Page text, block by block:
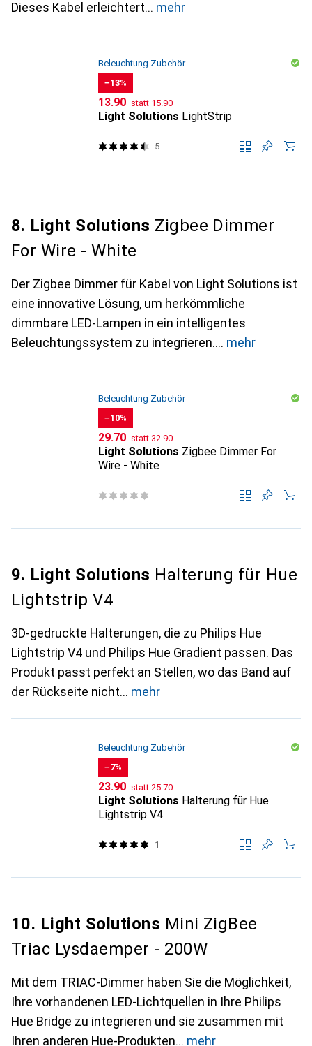
Dieses Kabel erleichtert
mehr
Beleuchtung Zubehör
−13%
CHF
13.90 statt CHF
15.90
Light Solutions LightStrip
5
8. Light Solutions Zigbee Dimmer
For Wire - White
Der Zigbee Dimmer für Kabel von Light Solutions ist
eine innovative Lösung, um herkömmliche
dimmbare LED-Lampen in ein intelligentes
Beleuchtungssystem zu integrieren.
mehr
Beleuchtung Zubehör
−10%
CHF
29.70 statt CHF
32.90
Light Solutions Zigbee Dimmer For
Wire - White
9. Light Solutions Halterung für Hue
Lightstrip V4
3D-gedruckte Halterungen, die zu Philips Hue
Lightstrip V4 und Philips Hue Gradient passen. Das
Produkt passt perfekt an Stellen, wo das Band auf
der Rückseite nicht
mehr
Beleuchtung Zubehör
−7%
CHF
23.90 statt CHF
25.70
Light Solutions Halterung für Hue
Lightstrip V4
1
10. Light Solutions Mini ZigBee
Triac Lysdaemper - 200W
Mit dem TRIAC-Dimmer haben Sie die Möglichkeit,
Ihre vorhandenen LED-Lichtquellen in Ihre Philips
Hue Bridge zu integrieren und sie zusammen mit
Ihren anderen Hue-Produkten
mehr